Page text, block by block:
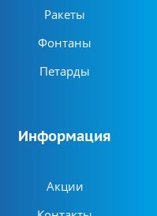
Ракеты
Фонтаны
Петарды
Информация
Акции